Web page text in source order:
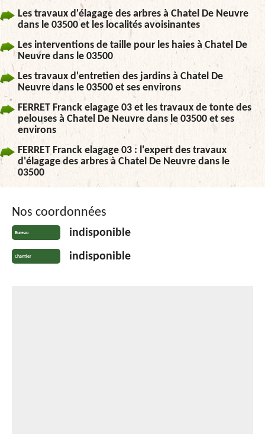
Les travaux d'élagage des arbres à Chatel De Neuvre
dans le 03500 et les localités avoisinantes
Les interventions de taille pour les haies à Chatel De
Neuvre dans le 03500
Les travaux d'entretien des jardins à Chatel De
Neuvre dans le 03500 et ses environs
FERRET Franck elagage 03 et les travaux de tonte des
pelouses à Chatel De Neuvre dans le 03500 et ses
environs
FERRET Franck elagage 03 : l'expert des travaux
d'élagage des arbres à Chatel De Neuvre dans le
03500
Nos coordonnées
Bureau indisponible
Chantier indisponible